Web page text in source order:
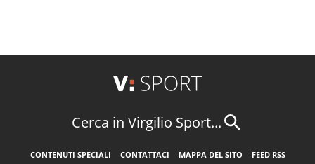
Cerca in Virgilio Sport...
CONTENUTI SPECIALI CONTATTACI MAPPA DEL SITO
FEED RSS